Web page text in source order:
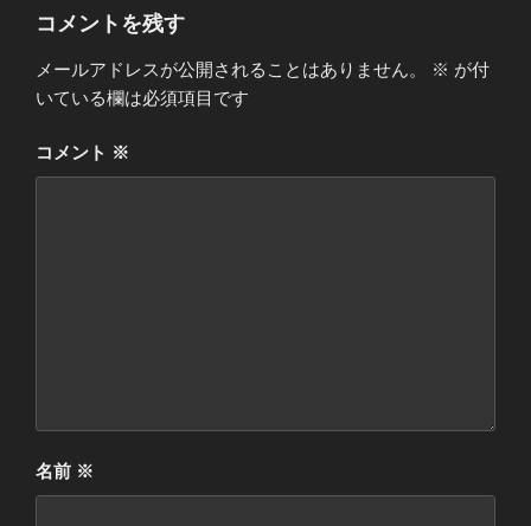
コメントを残す
メールアドレスが公開されることはありません。 ※ が付
いている欄は必須項目です
コメント ※
名前 ※